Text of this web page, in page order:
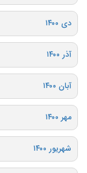
دی ۱۴۰۰
آذر ۱۴۰۰
آبان ۱۴۰۰
مهر ۱۴۰۰
شهریور ۱۴۰۰